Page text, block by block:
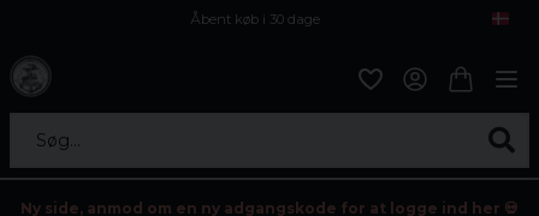
Åbent køb i 30 dage
Søg...
Ny side, anmod om en ny adgangskode for at logge ind her 💀